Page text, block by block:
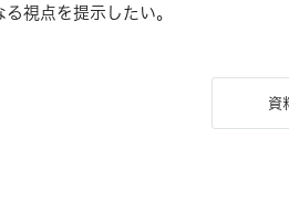
視点を提示したい。
資